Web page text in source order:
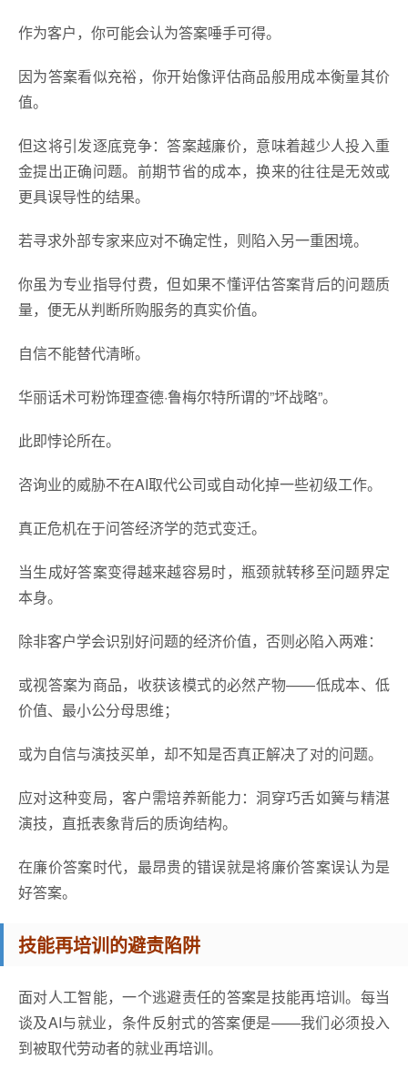
作为客户，你可能会认为答案唾手可得。
因为答案看似充裕，你开始像评估商品般用成本衡量其价
值。
但这将引发逐底竞争：答案越廉价，意味着越少人投入重
金提出正确问题。前期节省的成本，换来的往往是无效或
更具误导性的结果。
若寻求外部专家来应对不确定性，则陷入另一重困境。
你虽为专业指导付费，但如果不懂评估答案背后的问题质
量，便无从判断所购服务的真实价值。
自信不能替代清晰。
华丽话术可粉饰理查德·鲁梅尔特所谓的”坏战略”。
此即悖论所在。
咨询业的威胁不在AI取代公司或自动化掉一些初级工作。
真正危机在于问答经济学的范式变迁。
当生成好答案变得越来越容易时，瓶颈就转移至问题界定
本身。
除非客户学会识别好问题的经济价值，否则必陷入两难：
或视答案为商品，收获该模式的必然产物——低成本、低
价值、最小公分母思维；
或为自信与演技买单，却不知是否真正解决了对的问题。
应对这种变局，客户需培养新能力：洞穿巧舌如簧与精湛
演技，直抵表象背后的质询结构。
在廉价答案时代，最昂贵的错误就是将廉价答案误认为是
好答案。
技能再培训的避责陷阱
面对人工智能，一个逃避责任的答案是技能再培训。每当
谈及AI与就业，条件反射式的答案便是——我们必须投入
到被取代劳动者的就业再培训。